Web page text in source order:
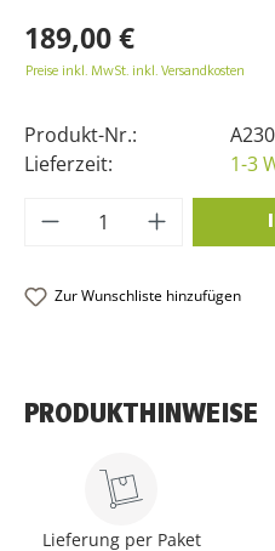
189,00 €
Preise inkl. MwSt. inkl. Versandkosten
Produkt-Nr.:
Lieferzeit:
1-3
Produkt Anzahl:
Zur Wunschliste hinzufügen
PRODUKTHINWEISE
Lieferung per Paket